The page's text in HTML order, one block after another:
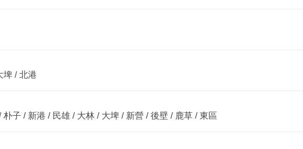
埤 / 北港
子 / 新港 / 民雄 / 大林 / 大埤 / 新營 / 後壁 / 鹿草 / 東區